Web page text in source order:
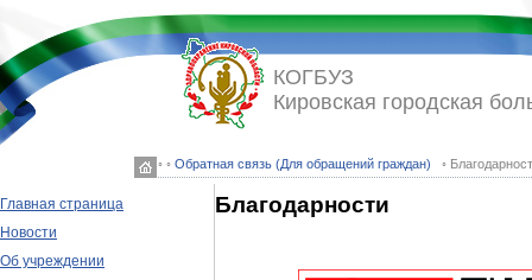
◦ ◦ Обратная связь (Для обращений граждан) ◦
КОГБУЗ
Кировская городская
Главная страница
Новости
Об учреждении
Благодарности